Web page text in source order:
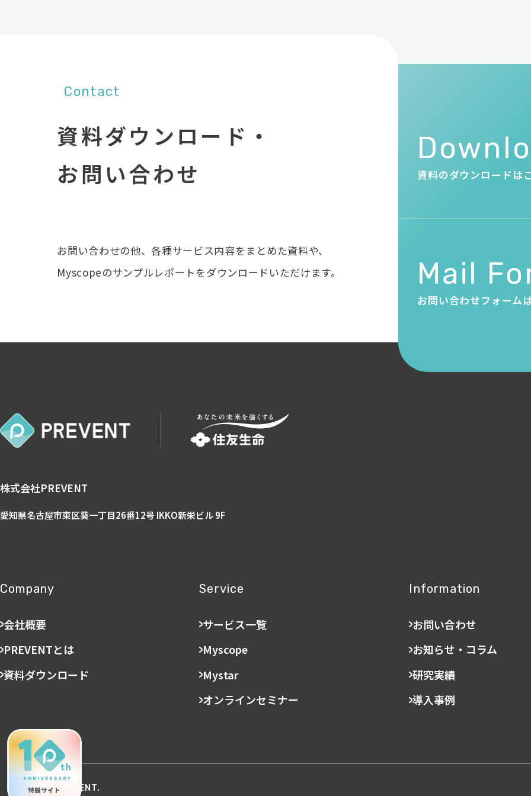
Contact
資料ダウンロード・
お問い合わせ
お問い合わせの他、各種サービス内容をまとめた資料や、
Myscopeのサンプルレポートをダウンロードいただけます。
資料のダウンロードは
Mail
お問い合わせフォーム
株式会社PREVENT
愛知県名古屋市東区葵一丁目26番12号 IKKO新栄ビル 9F
Company
会社概要
PREVENTとは
資料ダウンロード
Service
サービス一覧
Myscope
Mystar
オンラインセミナー
Information
お問い合わせ
お知らせ・コラム
研究実績
導入事例
©︎ 2026 PREVENT.